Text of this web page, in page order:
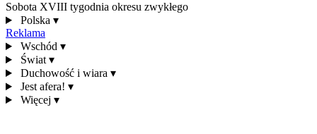
Sobota XVIII tygodnia okresu zwykłego
Polska ▾
Reklama
Wschód ▾
Świat ▾
Duchowość i wiara ▾
Jest afera! ▾
Więcej ▾